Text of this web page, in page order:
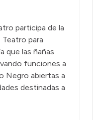
participa de la
para
que las ñañas
funciones a
Negro abiertas a
destinadas a